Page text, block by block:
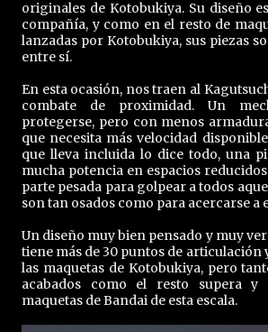
originales de Kotobukiya. Su diseño
compañía, y como en el resto de
lanzadas por Kotobukiya, sus piezas
entre sí.
En esta ocasión, nos traen al
combate de proximidad. Un
protegerse, pero con menos
que necesita más velocidad
que lleva incluida lo dice todo, una
mucha potencia en espacios
parte pesada para golpear a todos
son tan osados como para acercarse a
Un diseño muy bien pensado y muy
tiene más de 30 puntos de articulación
las maquetas de Kotobukiya, pero
acabados como el resto supera
maquetas de Bandai de esta escala.